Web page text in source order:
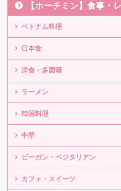
【ホーチミン】食事・
ベトナム料理
日本食
洋食・多国籍
ラーメン
韓国料理
中華
ビーガン・ベジタリアン
カフェ・スイーツ